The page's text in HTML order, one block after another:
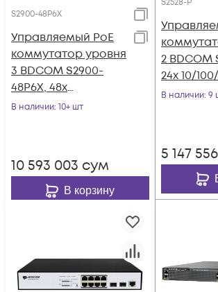
S2900-48P6X
Управляемый PoE
коммутатор уровня
3 BDCOM S2900-
48P6X, 48x
10/100/1000Base-T
В наличии: 10+ шт
10 593 003 сум
В корзину
S2528-P
2 BDCOM
24x 10/
T PoE
В наличии: 9
5 147 556